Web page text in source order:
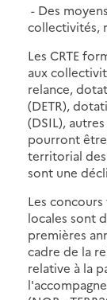
- Des
collectivités,
Les CRTE
aux
relance,
(DETR),
(DSIL),
pourront
territorial des
sont une
Les
locales sont
premières
cadre de la
relative à la